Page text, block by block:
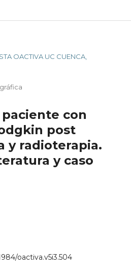
OACTIVA UC CUENCA,
con
post
y radioterapia.
y caso
oactiva.v5i3.504